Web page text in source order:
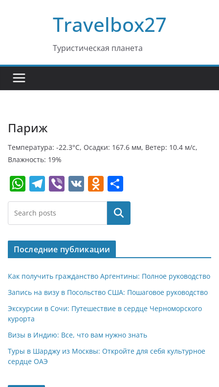
Travelbox27
Туристическая планета
Париж
Температура: -22.3°C, Осадки: 167.6 мм, Ветер: 10.4 м/с,
Влажность: 19%
W
h
at
s
A
p
p
T
el
e
gr
a
m
Vi
b
V
K
O
d
o
kl
a
ss
ni
ki
т
п
р
в
и
т
ь
Поиск
Последние публикации
Как получить гражданство Аргентины: Полное руководство
Запись на визу в Посольство США: Пошаговое руководство
Экскурсии в Сочи: Путешествие в сердце Черноморского
курорта
Визы в Индию: Все, что вам нужно знать
Туры в Шарджу из Москвы: Откройте для себя культурное
сердце ОАЭ